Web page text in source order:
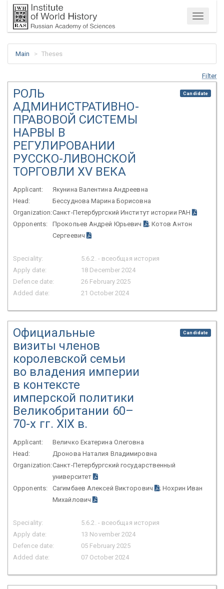
Menu
Main Theses
Filter
РОЛЬ
АДМИНИСТРАТИВНО-
ПРАВОВОЙ СИСТЕМЫ
НАРВЫ В
РЕГУЛИРОВАНИИ
РУССКО-ЛИВОНСКОЙ
ТОРГОВЛИ XV ВЕКА
Candidate
Applicant:
Якунина Валентина Андреевна
Head:
Бессуднова Марина Борисовна
Organization:Санкт-Петербургский Институт истории РАН
Opponents:
Прокопьев Андрей Юрьевич
; Котов Антон
Сергеевич
Speciality:
5.6.2. - всеобщая история
Apply date:
18 December 2024
Defence date:
26 February 2025
Added date:
21 October 2024
Официальные
визиты членов
королевской семьи
во владения империи
в контексте
имперской политики
Великобритании 60–
70-х гг. XIX в.
Candidate
Applicant:
Величко Екатерина Олеговна
Head:
Дронова Наталия Владимировна
Organization:Санкт-Петербургский государственный
университет
Opponents:
Сагимбаев Алексей Викторович
; Нохрин Иван
Михайлович
Speciality:
5.6.2. - всеобщая история
Apply date:
13 November 2024
Defence date:
05 February 2025
Added date:
07 October 2024